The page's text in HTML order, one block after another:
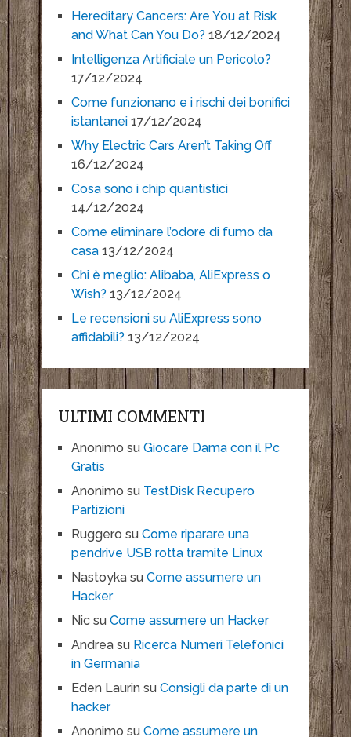
Hereditary Cancers: Are You at Risk
and What Can You Do? 18/12/2024
Intelligenza Artificiale un Pericolo?
17/12/2024
Come funzionano e i rischi dei bonifici
istantanei 17/12/2024
Why Electric Cars Aren’t Taking Off
16/12/2024
Cosa sono i chip quantistici
14/12/2024
Come eliminare l’odore di fumo da
casa 13/12/2024
Chi è meglio: Alibaba, AliExpress o
Wish? 13/12/2024
Le recensioni su AliExpress sono
affidabili? 13/12/2024
ULTIMI COMMENTI
Anonimo su Giocare Dama con il Pc
Gratis
Anonimo su TestDisk Recupero
Partizioni
Ruggero su Come riparare una
pendrive USB rotta tramite Linux
Nastoykasu Come assumere un
Hacker
Nicsu Come assumere un Hacker
Andreasu Ricerca Numeri Telefonici
in Germania
Eden Laurinsu Consigli da parte di un
hacker
Anonimo su Come assumere un